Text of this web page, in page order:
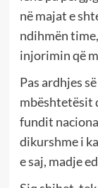
në majat e
ndihmën
injorimin që
Pas ardhjes
mbështetësit
fundit
dikurshme i
e saj, madje